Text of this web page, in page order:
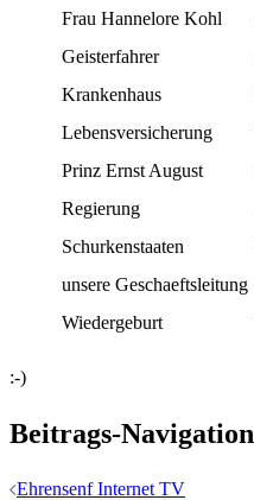
Frau Hannelore Kohl
Geisterfahrer
Krankenhaus
Lebensversicherung
Prinz Ernst August
Regierung
Schurkenstaaten
unsere Geschaeftsleitung
Wiedergeburt
:-)
Beitrags-Navigation
Ehrensenf Internet TV